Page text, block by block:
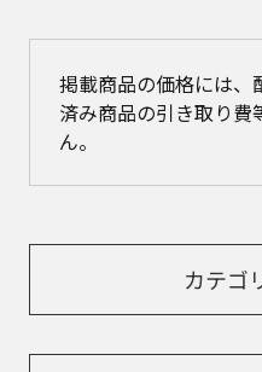
掲載商品の価格には、
済み商品の引き取り費
ん。
カテゴ